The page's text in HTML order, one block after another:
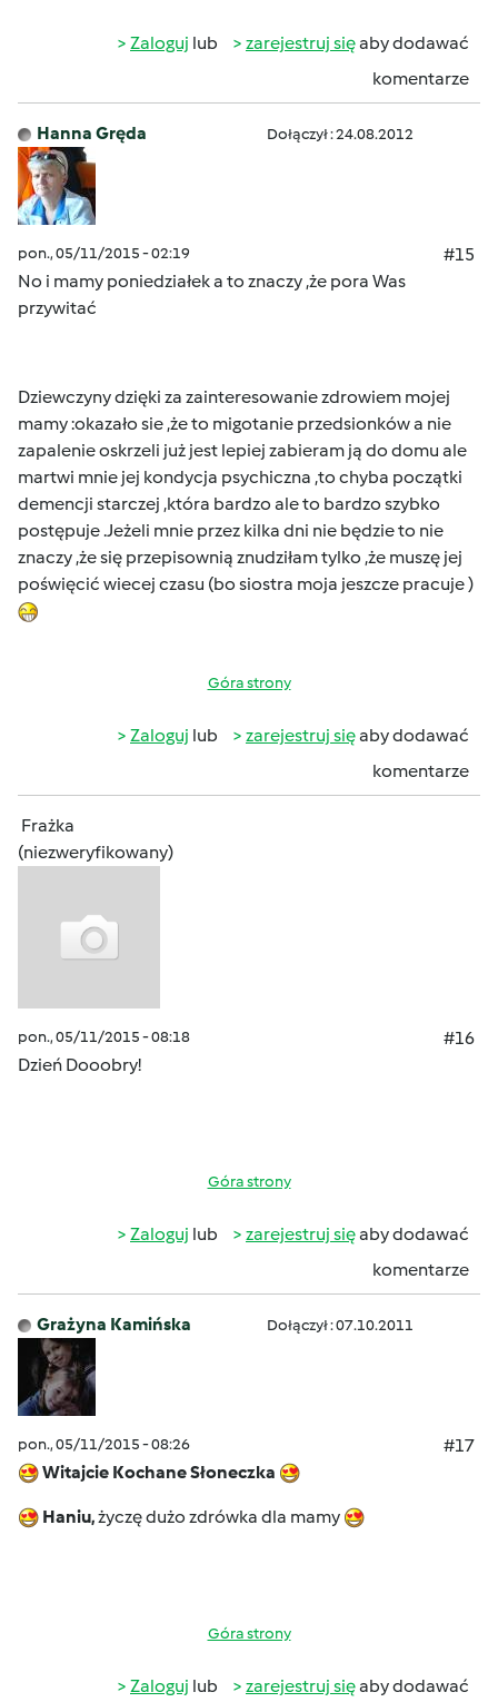
Zaloguj lub zarejestruj sięaby dodawać
komentarze
Hanna Gręda Dołączył : 24.08.2012
pon., 05/11/2015 - 02:19
#15
No i mamy poniedziałek a to znaczy ,że pora Was
przywitać
Dziewczyny dzięki za zainteresowanie zdrowiem mojej
mamy :okazało sie ,że to migotanie przedsionków a nie
zapalenie oskrzeli już jest lepiej zabieram ją do domu ale
martwi mnie jej kondycja psychiczna ,to chyba początki
demencji starczej ,która bardzo ale to bardzo szybko
postępuje .Jeżeli mnie przez kilka dni nie będzie to nie
znaczy ,że się przepisownią znudziłam tylko ,że muszę jej
poświęcić wiecej czasu (bo siostra moja jeszcze pracuje )
Góra strony
Zaloguj lub zarejestruj sięaby dodawać
komentarze
Frażka
(niezweryfikowany)
pon., 05/11/2015 - 08:18
#16
Dzień Dooobry!
Góra strony
Zaloguj lub zarejestruj sięaby dodawać
komentarze
Grażyna Kamińska Dołączył : 07.10.2011
pon., 05/11/2015 - 08:26
#17
Witajcie Kochane Słoneczka
Haniu,życzę dużo zdrówka dla mamy
Góra strony
Zaloguj lub zarejestruj sięaby dodawać